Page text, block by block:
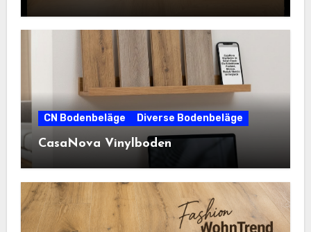
CN Bodenbeläge Diverse Bodenbeläge
CasaNova Vinylboden